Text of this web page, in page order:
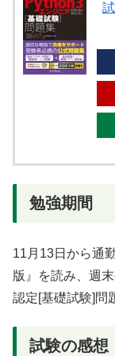
勉強期間
11月13日から通
版』を読み、週
認定[基礎試験]問
試験の感想